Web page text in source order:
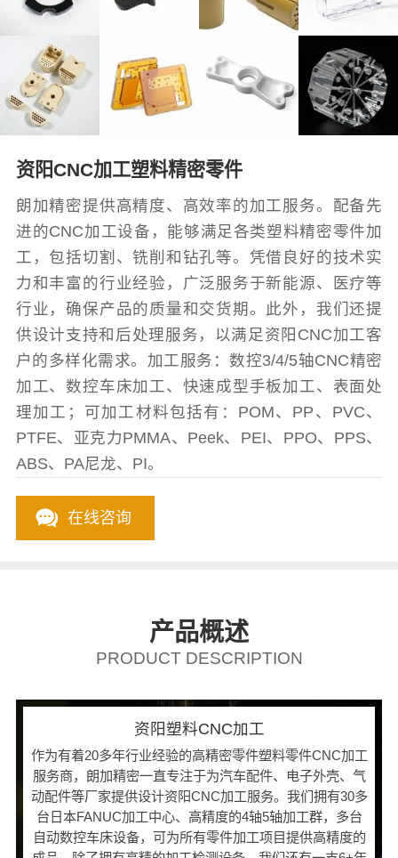
资阳CNC加工塑料精密零件
朗加精密提供高精度、高效率的加工服务。配备先
进的CNC加工设备，能够满足各类塑料精密零件加
工，包括切割、铣削和钻孔等。凭借良好的技术实
力和丰富的行业经验，广泛服务于新能源、医疗等
行业，确保产品的质量和交货期。此外，我们还提
供设计支持和后处理服务，以满足资阳CNC加工客
户的多样化需求。加工服务：数控3/4/5轴CNC精密
加工、数控车床加工、快速成型手板加工、表面处
理加工；可加工材料包括有：POM、PP、PVC、
PTFE、亚克力PMMA、Peek、PEI、PPO、PPS、
ABS、PA尼龙、PI。
在线咨询
产品概述
PRODUCT DESCRIPTION
资阳塑料CNC加工
作为有着20多年行业经验的高精密零件塑料零件CNC加工
服务商，朗加精密一直专注于为汽车配件、电子外壳、气
动配件等厂家提供设计资阳CNC加工服务。我们拥有30多
台日本FANUC加工中心、高精度的4轴5轴加工群，多台
自动数控车床设备，可为所有零件加工项目提供高精度的